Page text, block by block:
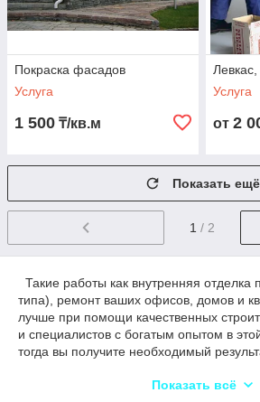
Покраска фасадов
Услуга
1 500 ₸/кв.м
Услуга
от 2
Показать ещё
1 / 2
Такие работы как внутренняя
типа), ремонт ваших офисов, домов и
лучше при помощи качественных
и специалистов с богатым опытом в
тогда вы получите необходимый
много свободного времени, вы вполне
Показать всё